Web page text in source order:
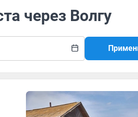
через Волгу